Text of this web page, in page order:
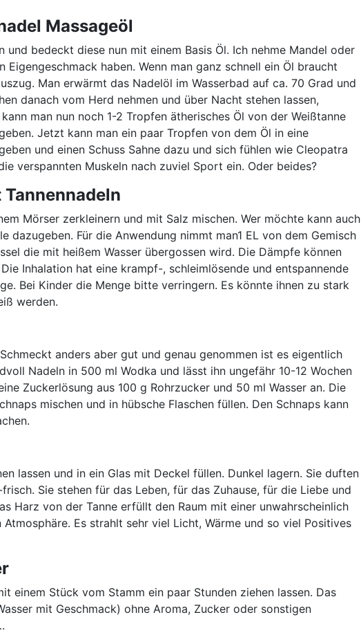
Massageöl
und bedeckt diese nun mit einem Basis Öl. Ich nehme Mandel oder
Eigengeschmack haben. Wenn man ganz schnell ein Öl braucht
Man erwärmt das Nadelöl im Wasserbad auf ca. 70 Grad und
danach vom Herd nehmen und über Nacht stehen lassen,
man nun noch 1-2 Tropfen ätherisches Öl von der Weißtanne
Jetzt kann man ein paar Tropfen von dem Öl in eine
und einen Schuss Sahne dazu und sich fühlen wie Cleopatra
verspannten Muskeln nach zuviel Sport ein. Oder beides?
Mörser zerkleinern und mit Salz mischen. Wer möchte kann auch
dazugeben. Für die Anwendung nimmt man1 EL von dem Gemisch
die mit heißem Wasser übergossen wird. Die Dämpfe können
Inhalation hat eine krampf-, schleimlösende und entspannende
Bei Kinder die Menge bitte verringern. Es könnte ihnen zu stark
werden.
anders aber gut und genau genommen ist es eigentlich
Nadeln in 500 ml Wodka und lässt ihn ungefähr 10-12 Wochen
Zuckerlösung aus 100 g Rohrzucker und 50 ml Wasser an. Die
mischen und in hübsche Flaschen füllen. Den Schnaps kann
lassen und in ein Glas mit Deckel füllen. Dunkel lagern. Sie duften
Sie stehen für das Leben, für das Zuhause, für die Liebe und
Harz von der Tanne erfüllt den Raum mit einer unwahrscheinlich
Es strahlt sehr viel Licht, Wärme und so viel Positives
einem Stück vom Stamm ein paar Stunden ziehen lassen. Das
mit Geschmack) ohne Aroma, Zucker oder sonstigen